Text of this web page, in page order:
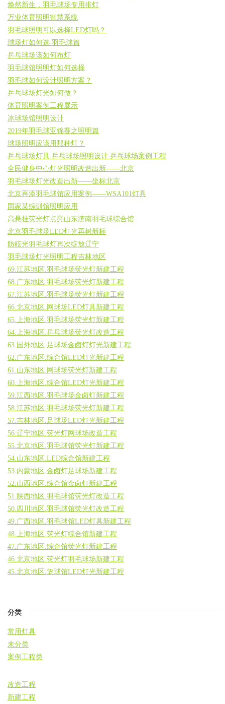
焕然新生，羽毛球场专用排灯
万业体育照明智慧系统
羽毛球照明可以选择LED灯吗？
球场灯如何选 羽毛球篇
乒乓球场该如何布灯
羽毛球馆照明灯如何选择
羽毛球如何设计照明方案？
乒乓球场灯光如何做？
体育照明案例工程展示
冰球场馆照明设计
2019年羽毛球亚锦赛之照明篇
球场照明应该用那种灯？
乒乓球场灯具 乒乓球场照明设计 乒乓球场案例工程
全民健身中心灯光照明改造出新——北京
羽毛球场灯光改造出新——坐标北京
北京再添羽毛球馆应用案例——WSA101灯具
国家某综训馆照明应用
高悬挂荧光灯点亮山东济南羽毛球综合馆
北京羽毛球场LED灯光再树新标
防眩光羽毛球灯再次绽放辽宁
羽毛球场灯光照明工程吉林地区
69.江苏地区.羽毛球场荧光灯新建工程
68.广东地区.羽毛球场荧光灯新建工程
67.江苏地区.羽毛球场荧光灯新建工程
66.北京地区.网球场LED灯具新建工程
65.上海地区.羽毛球场荧光灯新建工程
64.上海地区.乒乓球场荧光灯改造工程
63.国外地区.足球场金卤灯灯光新建工程
62.广东地区.综合馆LED灯光新建工程
61.山东地区.网球场荧光灯新建工程
60.上海地区.综合馆LED灯光新建工程
59.江西地区.羽毛球场金卤灯新建工程
58.江苏地区.羽毛球场荧光灯新建工程
57.吉林地区.足球场LED灯光新建工程
56.辽宁地区.荧光灯网球场改造工程
55.北京地区.羽毛球馆荧光灯新建工程
54.山东地区.LED综合馆新建工程
53.内蒙地区.金卤灯足球场新建工程
52.山西地区.综合馆金卤灯新建工程
51.陕西地区.羽毛球馆荧光灯改造工程
50.四川地区.羽毛球馆荧光灯改造工程
49.广西地区.羽毛球馆LED灯具新建工程
48.上海地区.荧光灯综合馆新建工程
47.广东地区.综合馆荧光灯新建工程
46.北京地区.荧光灯羽毛球场新建工程
45.北京地区.篮球馆LED灯光新建工程
分类
常用灯具
未分类
案例工程类
改造工程
新建工程